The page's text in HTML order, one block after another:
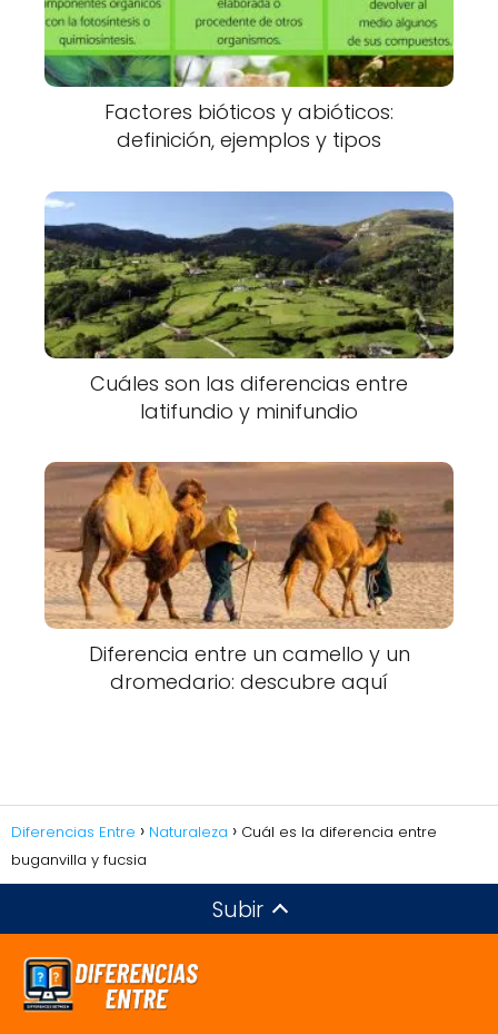
Factores bióticos y abióticos:
definición, ejemplos y tipos
Cuáles son las diferencias entre
latifundio y minifundio
Diferencia entre un camello y un
dromedario: descubre aquí
Diferencias Entre Naturaleza
Cuál es la diferencia entre
buganvilla y fucsia
Subir